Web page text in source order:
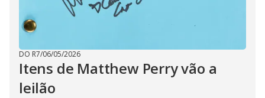
DO R7/06/05/2026
Itens de Matthew Perry vão a
leilão